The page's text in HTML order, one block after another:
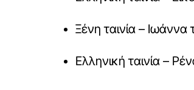
Ξένη ταινία –
Ελληνική ταινία –